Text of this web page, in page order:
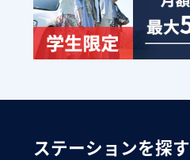
ステーションを探す